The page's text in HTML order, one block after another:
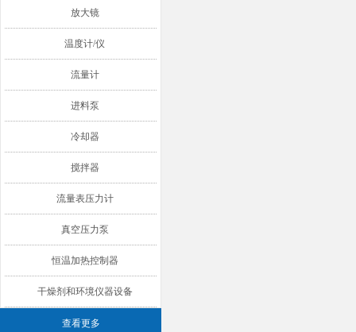
放大镜
温度计/仪
流量计
进料泵
冷却器
搅拌器
流量表压力计
真空压力泵
恒温加热控制器
干燥剂和环境仪器设备
查看更多